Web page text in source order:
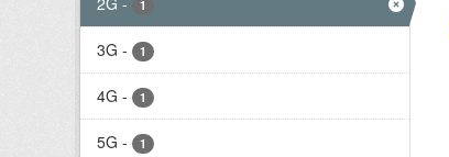
1
3G - 1
4G - 1
5G - 1